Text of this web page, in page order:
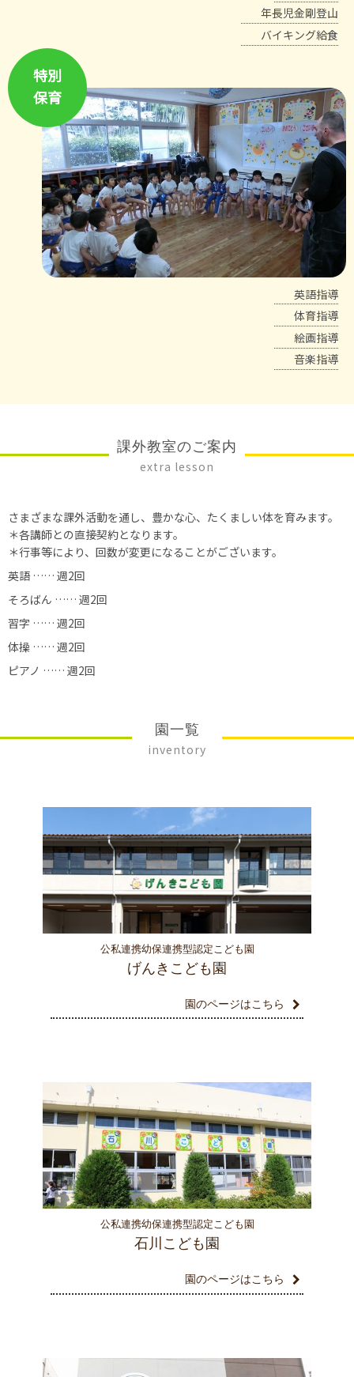
年長児金剛登山
バイキング給食
特別
保育
英語指導
体育指導
絵画指導
音楽指導
課外教室のご案内
extra lesson
さまざまな課外活動を通し、豊かな心、たくましい体を育みます。
＊各講師との直接契約となります。
＊行事等により、回数が変更になることがございます。
英語 …… 週2回
そろばん …… 週2回
習字 …… 週2回
体操 …… 週2回
ピアノ …… 週2回
園一覧
inventory
公私連携幼保連携型認定こども園
げんきこども園
園のページはこちら
公私連携幼保連携型認定こども園
石川こども園
園のページはこちら